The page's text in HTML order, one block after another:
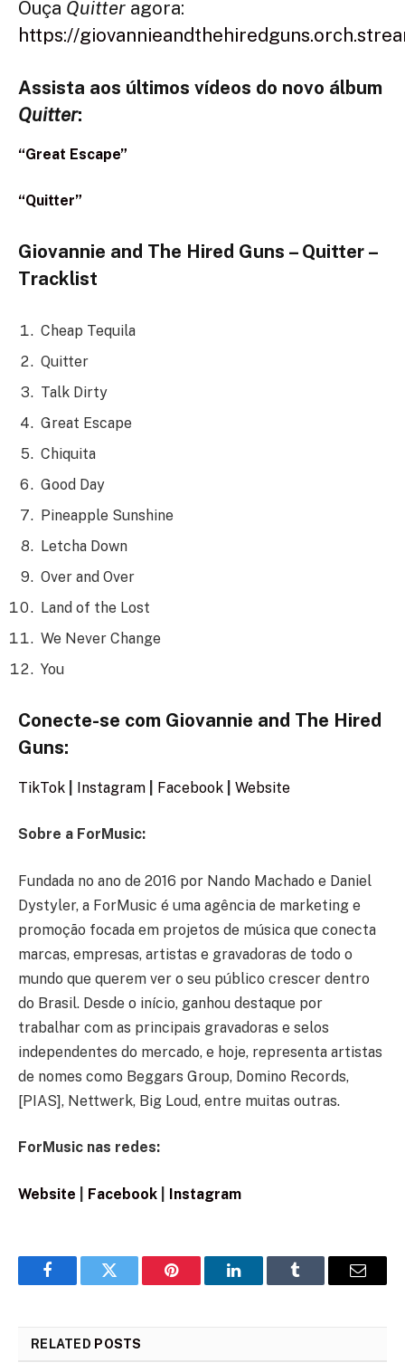
Ouça Quitter agora:
https://
Assista aos últimos vídeos do novo álbum
Quitter:
“Great Escape”
“Quitter”
Giovannie and The Hired Guns – Quitter –
Tracklist
Cheap Tequila
Quitter
Talk Dirty
Great Escape
Chiquita
Good Day
Pineapple Sunshine
Letcha Down
Over and Over
Land of the Lost
We Never Change
You
Conecte-se com Giovannie and The Hired
Guns:
TikTok Instagram Facebook Website
Sobre a ForMusic:
Fundada no ano de 2016 por Nando Machado e Daniel
Dystyler, a ForMusic é uma agência de marketing e
promoção focada em projetos de música que conecta
marcas, empresas, artistas e gravadoras de todo o
mundo que querem ver o seu público crescer dentro
do Brasil. Desde o início, ganhou destaque por
trabalhar com as principais gravadoras e selos
independentes do mercado, e hoje, representa artistas
de nomes como Beggars Group, Domino Records,
[PIAS], Nettwerk, Big Loud, entre muitas outras.
ForMusic nas redes:
Website Facebook Instagram
FacebookTwitter Pinterest LinkedInTumblr Email
RELATED POSTS